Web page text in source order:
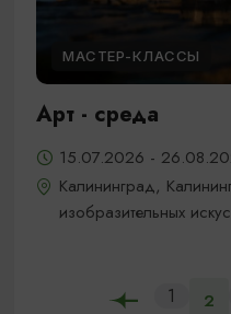
МАСТЕР-КЛАССЫ
Арт - среда
15.07.2026 -
Калининград,
изобразительных
1 2